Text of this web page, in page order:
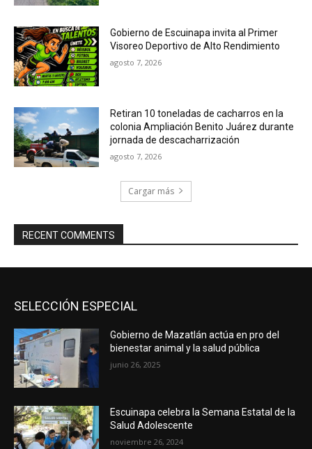
Gobierno de Escuinapa invita al Primer
Visoreo Deportivo de Alto Rendimiento
agosto 7, 2026
Retiran 10 toneladas de cacharros en la
colonia Ampliación Benito Juárez durante
jornada de descacharrización
agosto 7, 2026
Cargar más
RECENT COMMENTS
SELECCIÓN ESPECIAL
Gobierno de Mazatlán actúa en pro del
bienestar animal y la salud pública
junio 26, 2025
Escuinapa celebra la Semana Estatal de la
Salud Adolescente
noviembre 26, 2024